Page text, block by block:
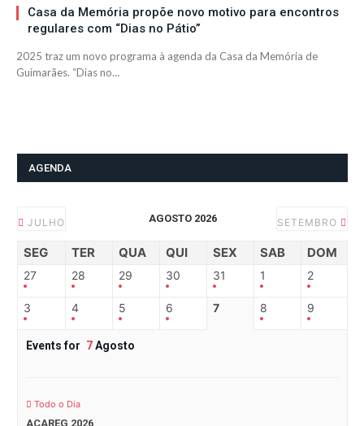
Casa da Memória propõe novo motivo para encontros
regulares com “Dias no Pátio”
2025 traz um novo programa à agenda da Casa da Memória de
Guimarães. “Dias no…
AGENDA
JULHO AGOSTO 2026 SETEMBRO
SEG TER QUA QUI SEX SAB DOM
27 28 29 30 31 1 2
3 4 5 6 7 8 9
Events for 7Agosto
Todo o Dia
ACAREG 2026